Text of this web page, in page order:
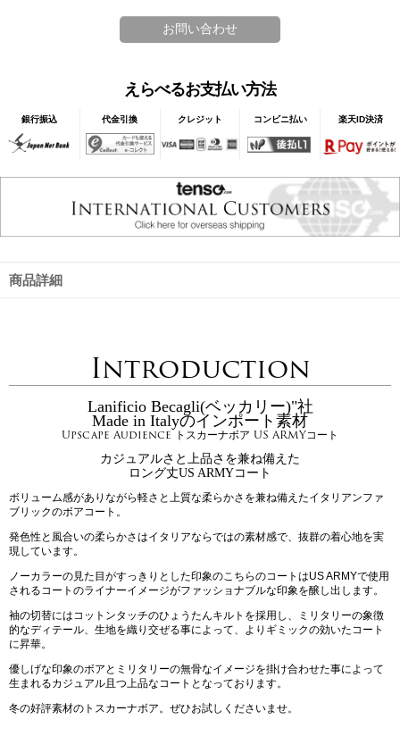
えらべるお支払い方法
銀行振込 代金引換 クレジット コンビニ払い 楽天ID決済
商品詳細
Introduction
Lanificio Becagli(ベッカリー)"社
Made in Italyのインポート素材
Upscape Audience トスカーナボア US ARMYコート
カジュアルさと上品さを兼ね備えた
ロング丈US ARMYコート
ボリューム感がありながら軽さと上質な柔らかさを兼ね備えたイタリアンファ
ブリックのボアコート。
発色性と風合いの柔らかさはイタリアならではの素材感で、抜群の着心地を実
現しています。
ノーカラーの見た目がすっきりとした印象のこちらのコートはUS ARMYで使用
されるコートのライナーイメージがファッショナブルな印象を醸し出します。
袖の切替にはコットンタッチのひょうたんキルトを採用し、ミリタリーの象徴
的なディテール、生地を織り交ぜる事によって、よりギミックの効いたコート
に昇華。
優しげな印象のボアとミリタリーの無骨なイメージを掛け合わせた事によって
生まれるカジュアル且つ上品なコートとなっております。
冬の好評素材のトスカーナボア。ぜひお試しくださいませ。